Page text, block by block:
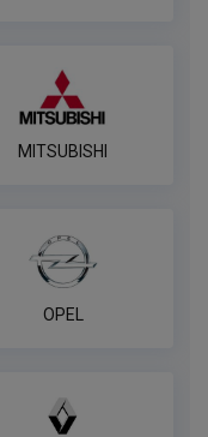
электрическая
MITSUBISHI
OPEL